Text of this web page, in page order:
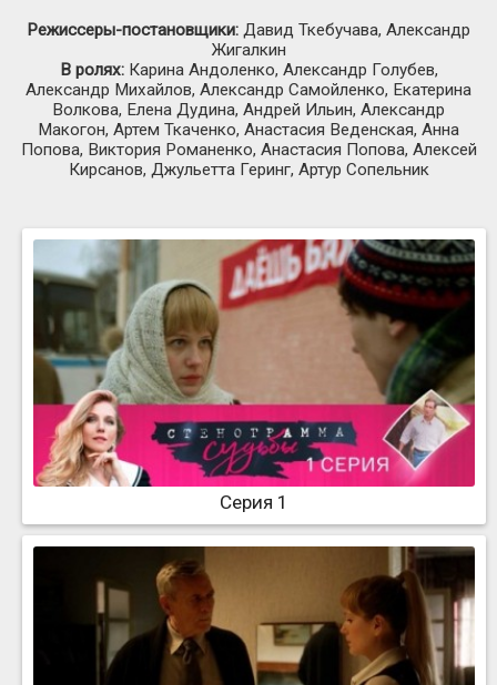
Режиссеры-постановщики: Давид Ткебучава, Александр
Жигалкин
В ролях:Карина Андоленко, Александр Голубев,
Александр Михайлов, Александр Самойленко, Екатерина
Волкова, Елена Дудина, Андрей Ильин, Александр
Макогон, Артем Ткаченко, Анастасия Веденская, Анна
Попова, Виктория Романенко, Анастасия Попова, Алексей
Кирсанов, Джульетта Геринг, Артур Сопельник
Серия 1